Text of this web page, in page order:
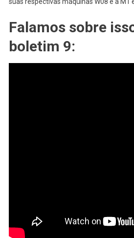
Falamos sobre
boletim 9: